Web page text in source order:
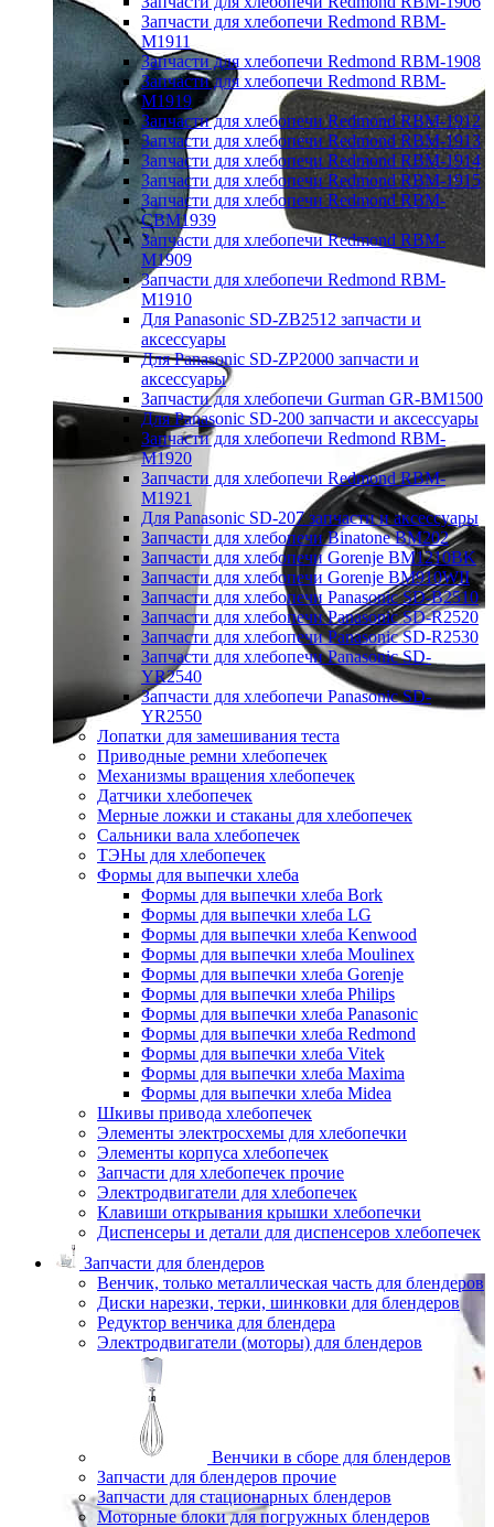
Запчасти для хлебопечи Redmond RBM-
M1911
Запчасти для хлебопечи Redmond RBM-1908
Запчасти для хлебопечи Redmond RBM-
M1919
Запчасти для хлебопечи Redmond RBM-1912
Запчасти для хлебопечи Redmond RBM-1913
Запчасти для хлебопечи Redmond RBM-1914
Запчасти для хлебопечи Redmond RBM-1915
Запчасти для хлебопечи Redmond RBM-
CBM1939
Запчасти для хлебопечи Redmond RBM-
M1909
Запчасти для хлебопечи Redmond RBM-
M1910
Для Panasonic SD-ZB2512 запчасти и
аксессуары
Для Panasonic SD-ZP2000 запчасти и
аксессуары
Запчасти для хлебопечи Gurman GR-BM1500
Для Panasonic SD-200 запчасти и аксессуары
Запчасти для хлебопечи Redmond RBM-
M1920
Запчасти для хлебопечи Redmond RBM-
M1921
Для Panasonic SD-207 запчасти и аксессуары
Запчасти для хлебопечи Binatone BM202
Запчасти для хлебопечи Gorenje BM1210BK
Запчасти для хлебопечи Gorenje BM910WII
Запчасти для хлебопечи Panasonic SD-B2510
Запчасти для хлебопечи Panasonic SD-R2520
Запчасти для хлебопечи Panasonic SD-R2530
Запчасти для хлебопечи Panasonic SD-
YR2540
Запчасти для хлебопечи Panasonic SD-
YR2550
Лопатки для замешивания теста
Приводные ремни хлебопечек
Механизмы вращения хлебопечек
Датчики хлебопечек
Мерные ложки и стаканы для хлебопечек
Сальники вала хлебопечек
ТЭНы для хлебопечек
Формы для выпечки хлеба
Формы для выпечки хлеба Bork
Формы для выпечки хлеба LG
Формы для выпечки хлеба Kenwood
Формы для выпечки хлеба Moulinex
Формы для выпечки хлеба Gorenje
Формы для выпечки хлеба Philips
Формы для выпечки хлеба Panasonic
Формы для выпечки хлеба Redmond
Формы для выпечки хлеба Vitek
Формы для выпечки хлеба Maxima
Формы для выпечки хлеба Midea
Шкивы привода хлебопечек
Элементы электросхемы для хлебопечки
Элементы корпуса хлебопечек
Запчасти для хлебопечек прочие
Электродвигатели для хлебопечек
Клавиши открывания крышки хлебопечки
Диспенсеры и детали для диспенсеров хлебопечек
Запчасти для блендеров
Венчик, только металлическая часть для блендеров
Диски нарезки, терки, шинковки для блендеров
Редуктор венчика для блендера
Электродвигатели (моторы) для блендеров
Венчики в сборе для блендеров
Запчасти для блендеров прочие
Запчасти для стационарных блендеров
Моторные блоки для погружных блендеров